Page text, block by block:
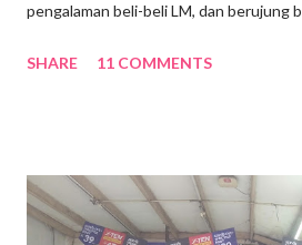
pengalaman beli-beli LM, dan berujung
terpisah, seberat 10 gram, seharga Rp
dalam amplop hijau diselimuti lembar
Sebenarnya belum butuh-butuh amat
SHARE 11 COMMENTS